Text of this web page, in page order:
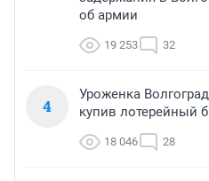
об армии
19 253 32
4
Уроженка
купив лотерейный
18 046 28